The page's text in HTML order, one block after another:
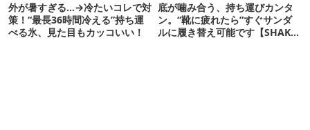
外が暑すぎる…→冷たいコレで対
策！“最長36時間冷える”持ち運
べる氷、見た目もカッコいい！
底が噛み合う、持ち運びカンタ
ン。“靴に疲れたら”すぐサンダ
ルに履き替え可能です【SHAKA